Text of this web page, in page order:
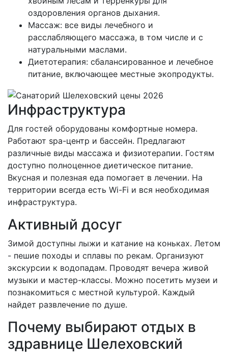
оздоровления органов дыхания.
Массаж: все виды лечебного и
расслабляющего массажа, в том числе и с
натуральными маслами.
Диетотерапия: сбалансированное и лечебное
питание, включающее местные экопродукты.
Инфраструктура
Для гостей оборудованы комфортные номера.
Работают spa-центр и бассейн. Предлагают
различные виды массажа и физиотерапии. Гостям
доступно полноценное диетическое питание.
Вкусная и полезная еда помогает в лечении. На
территории всегда есть Wi-Fi и вся необходимая
инфраструктура.
Активный досуг
Зимой доступны лыжи и катание на коньках. Летом
- пешие походы и сплавы по рекам. Организуют
экскурсии к водопадам. Проводят вечера живой
музыки и мастер-классы. Можно посетить музеи и
познакомиться с местной культурой. Каждый
найдет развлечение по душе.
Почему выбирают отдых в
здравнице Шелеховский